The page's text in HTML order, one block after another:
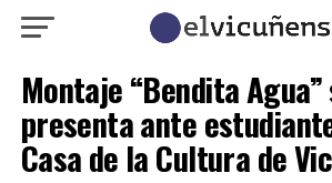
Montaje “Bendita Agua”
presenta ante
Casa de la Cultura de